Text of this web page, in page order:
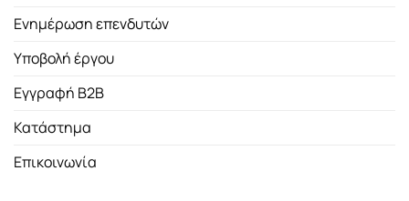
Ενημέρωση επενδυτών
Υποβολή έργου
Εγγραφή B2B
Κατάστημα
Επικοινωνία